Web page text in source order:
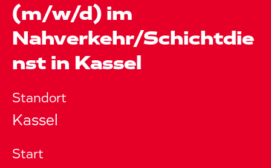
(m/w/d) im
Nahverkehr/Schichtdie
nst in Kassel
Standort
Kassel
Start